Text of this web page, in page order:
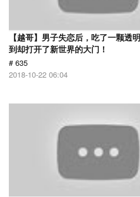
【越哥】男子失恋后，吃了一颗透
到却打开了新世界的大门！
# 635
2018-10-22 06:04